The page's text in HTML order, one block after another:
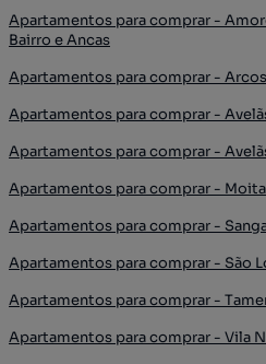
Apartamentos para comprar -
Bairro e Ancas
Apartamentos para comprar -
Apartamentos para comprar -
Apartamentos para comprar -
Apartamentos para comprar - Moita
Apartamentos para comprar -
Apartamentos para comprar - São
Apartamentos para comprar -
Apartamentos para comprar - Vila